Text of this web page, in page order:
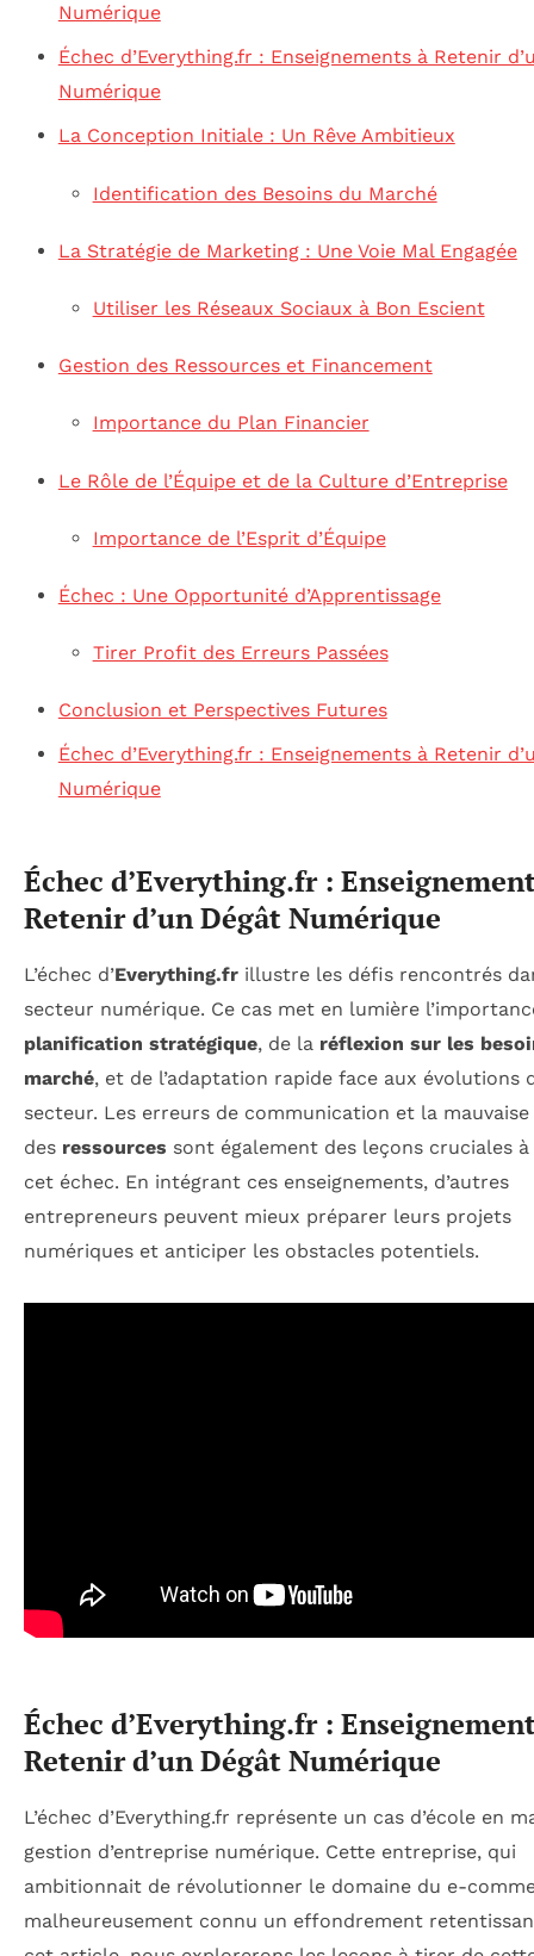
Numérique
Échec d’Everything.fr : Enseignements à Retenir
Numérique
La Conception Initiale : Un Rêve Ambitieux
Identification des Besoins du Marché
La Stratégie de Marketing : Une Voie Mal Engagée
Utiliser les Réseaux Sociaux à Bon Escient
Gestion des Ressources et Financement
Importance du Plan Financier
Le Rôle de l’Équipe et de la Culture d’Entreprise
Importance de l’Esprit d’Équipe
Échec : Une Opportunité d’Apprentissage
Tirer Profit des Erreurs Passées
Conclusion et Perspectives Futures
Échec d’Everything.fr : Enseignements à Retenir
Numérique
Échec d’Everything.fr :
Retenir d’un Dégât Numérique
L’échec d’Everything.fr illustre les défis rencontrés
secteur numérique. Ce cas met en lumière
planification stratégique, de la réflexion sur les
marché, et de l’adaptation rapide face aux évolutions
secteur. Les erreurs de communication et la
des ressources sont également des leçons cruciales
cet échec. En intégrant ces enseignements, d’autres
entrepreneurs peuvent mieux préparer leurs projets
numériques et anticiper les obstacles potentiels.
Échec d’Everything.fr :
Retenir d’un Dégât Numérique
L’échec d’Everything.fr représente un cas d’école en
gestion d’entreprise numérique. Cette entreprise, qui
ambitionnait de révolutionner le domaine du e-
malheureusement connu un effondrement